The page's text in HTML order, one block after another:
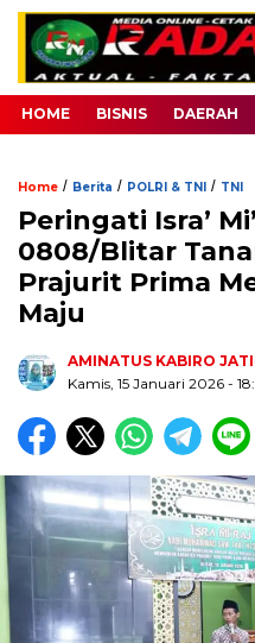
HOME BISNIS DAERAH
Home / Berita / POLRI & TNI / TNI
Peringati Isra’
0808/Blitar
Prajurit Prima
Maju
AMINATUS KABIRO
Kamis, 15 Januari 2026 -